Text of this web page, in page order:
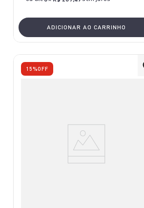
ADICIONAR AO CARRINHO
15%OFF